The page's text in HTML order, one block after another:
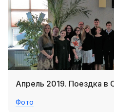
Мы на карте
Проповеди
Пасторское наставление
Проповеди
Серии проповедей
Трансляции
Апрель 2019. Поездка в
Фото